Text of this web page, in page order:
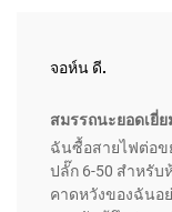
จอห์น ดี.
สมรรถนะยอดเยี่ย
ฉันซื้อสายไฟต่อข
ปลั๊ก 6-50 สำหรั
คาดหวังของฉันอ